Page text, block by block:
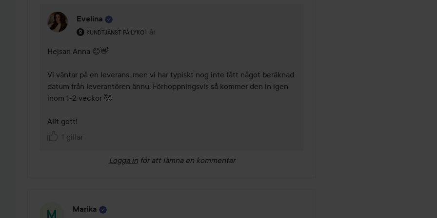
Evelina
KUNDTJÄNST PÅ LYKO
Användarens roll: Kundtjänst på Lyko.
1 år
Kommentaren lades 1 år
Hejsan Anna 😊👋
Vi väntar på en leverans, men vi har typiskt nog inte fått något beräknad
datum från leverantören ännu. Förhoppningsvis så kommer den in igen
inom 1-2 veckor 🥰
Allt gott!
1 gillar
Logga in för att lämna en kommentar
Marika